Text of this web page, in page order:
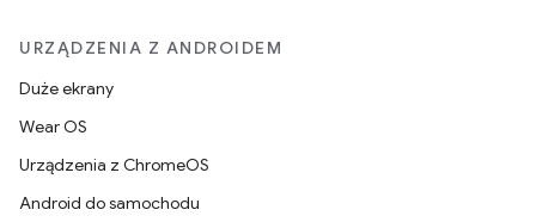
URZĄDZENIA Z ANDROIDEM
Duże ekrany
Wear OS
Urządzenia z ChromeOS
Android do samochodu